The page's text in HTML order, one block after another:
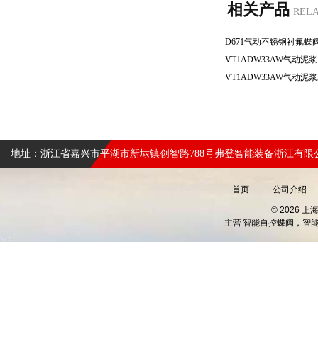
相关产品
地址：浙江省嘉兴市平湖市新埭镇创智路788号弗登智能装备浙江有限
首页 公司介绍
© 2026 上
主营智能自控蝶阀，智